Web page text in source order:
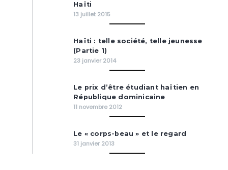
Haïti
13 juillet 2015
Haïti : telle société, telle jeunesse
(Partie 1)
23 janvier 2014
Le prix d’être étudiant haïtien en
République dominicaine
11 novembre 2012
Le « corps-beau » et le regard
31 janvier 2013